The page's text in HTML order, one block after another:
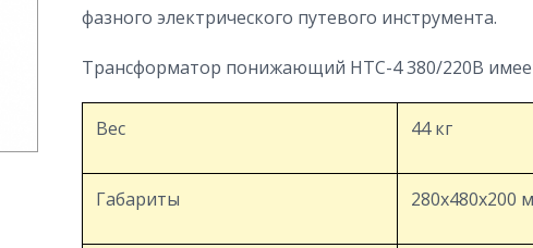
фазного электрического путевого инструмента.
Трансформатор понижающий НТС-4 380/220В
Вес 44 кг
Габариты 280х480x200